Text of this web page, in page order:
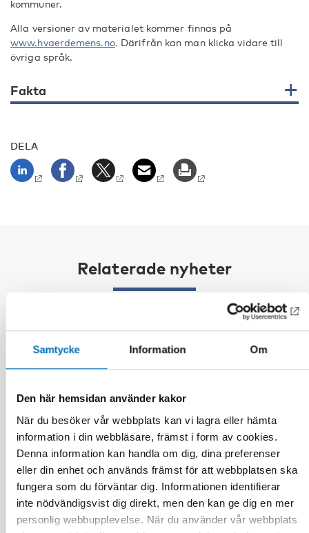
Samtycke Information Om
Den här hemsidan använder kakor
När du besöker vår webbplats kan vi lagra eller hämta
information i din webbläsare, främst i form av cookies.
Denna information kan handla om dig, dina preferenser
eller din enhet och används främst för att webbplatsen ska
fungera som du förväntar dig. Informationen identifierar
inte nödvändigsvist dig direkt, men den kan ge dig en mer
personlig webbupplevelse. När du använder vår webbplats
kommuner.
Alla versioner av materialet kommer finnas på
www.hvaerdemens.no. Därifrån kan man klicka vidare till
övriga språk.
Fakta
DELA
Relaterade nyheter